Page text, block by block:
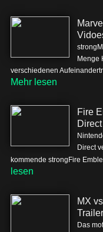
Menge
verschiedenen
Mehr lesen
Fire
Direct
kommende strongFire
lesen
MX
Trailer
Das